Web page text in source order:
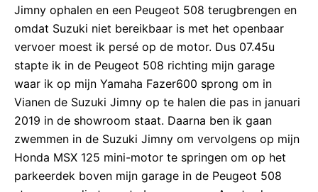
Jimny ophalen en een Peugeot 508 terugbrengen en
omdat Suzuki niet bereikbaar is met het openbaar
vervoer moest ik persé op de motor. Dus 07.45u
stapte ik in de Peugeot 508 richting mijn garage
waar ik op mijn Yamaha Fazer600 sprong om in
Vianen de Suzuki Jimny op te halen die pas in januari
2019 in de showroom staat. Daarna ben ik gaan
zwemmen in de Suzuki Jimny om vervolgens op mijn
Honda MSX 125 mini-motor te springen om op het
parkeerdek boven mijn garage in de Peugeot 508